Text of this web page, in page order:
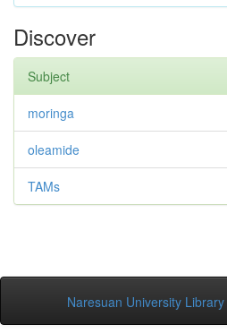
Discover
Subject
moringa
oleamide
TAMs
Naresuan University Library